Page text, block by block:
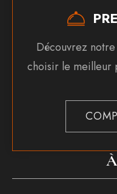
Découvrez
choisir le meilleur